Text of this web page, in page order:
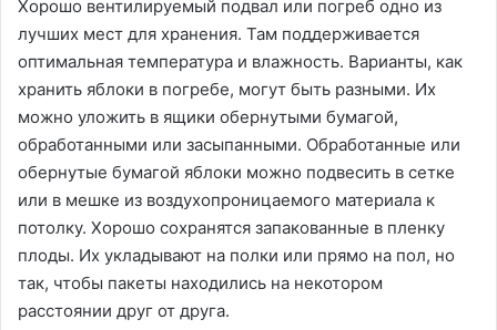
Хорошо вентилируемый подвал или погреб одно из
лучших мест для хранения. Там поддерживается
оптимальная температура и влажность. Варианты, как
хранить яблоки в погребе, могут быть разными. Их
можно уложить в ящики обернутыми бумагой,
обработанными или засыпанными. Обработанные или
обернутые бумагой яблоки можно подвесить в сетке
или в мешке из воздухопроницаемого материала к
потолку. Хорошо сохранятся запакованные в пленку
плоды. Их укладывают на полки или прямо на пол, но
так, чтобы пакеты находились на некотором
расстоянии друг от друга.